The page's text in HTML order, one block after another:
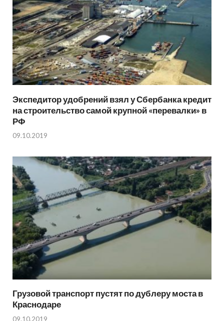
Экспедитор удобрений взял у Сбербанка кредит
на строительство самой крупной «перевалки» в
РФ
09.10.2019
Грузовой транспорт пустят по дублеру моста в
Краснодаре
09.10.2019